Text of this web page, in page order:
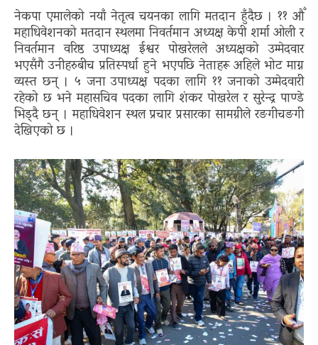
नेकपा एमालेको नयाँ नेतृत्व चयनका लागि मतदान हुँदैछ । ११ औँ
महाधिवेशनको मतदान स्थलमा निवर्तमान अध्यक्ष केपी शर्मा ओली र
निवर्तमान वरिष्ठ उपाध्यक्ष ईश्वर पोखरेलले अध्यक्षको उम्मेदवार
भएसँगै उनीहरुबीच प्रतिस्पर्धा हुने भएपछि नेताहरू अहिले भोट माग्न
व्यस्त छन् । ५ जना उपाध्यक्ष पदका लागि ११ जनाको उम्मेदवारी
रहेको छ भने महासचिव पदका लागि शंकर पोखरेल र सुरेन्द्र पाण्डे
भिड्दै छन् । महाधिवेशन स्थल प्रचार प्रसारका सामग्रीले रङगीचङगी
देखिएको छ ।